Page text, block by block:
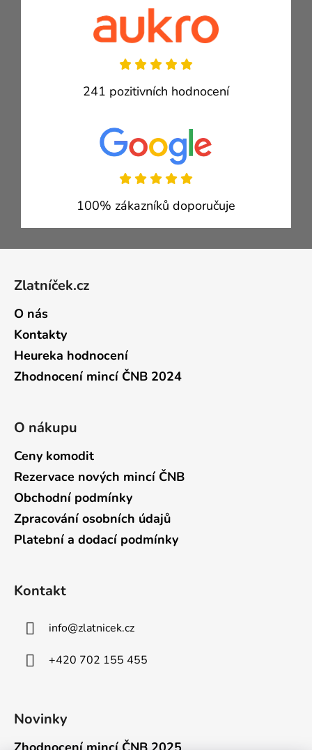
241 pozitivních hodnocení
100% zákazníků doporučuje
Zlatníček.cz
O nás
Kontakty
Heureka hodnocení
Zhodnocení mincí ČNB 2024
O nákupu
Ceny komodit
Rezervace nových mincí ČNB
Obchodní podmínky
Zpracování osobních údajů
Platební a dodací podmínky
Kontakt
info@zlatnicek.cz
+420 702 155 455
Novinky